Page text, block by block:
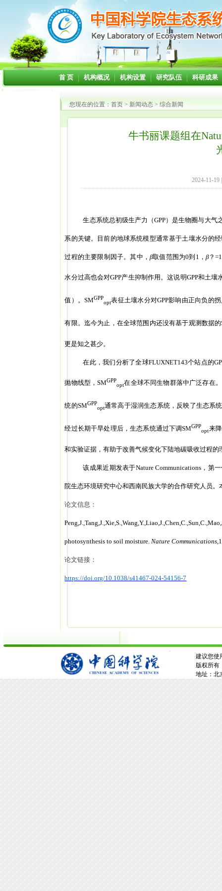
首 页 机构概况 机构设置 研究队伍 科研成果
您现在的位置： 首页 > 新闻动态 > 综合新闻
牛书丽课题组在
2024-11-19
生态系统总初级生产力（GPP）是生物圈与大气
系的关键。目前的地球系统模型通常基于土壤水分的
过程的主要限制因子。其中，β取值范围为0到 1 ， β？=1
水分过高也会对GPP产生抑制作用。这说明GPP和土壤
值）。SMGPP
opt表征土壤水分对GPP影响由正向负的
有限。迄今为止，在全球范围内还没有基于观测数据的
更是知之甚少。
在此，我们分析了全球FLUXNET143个站点的
抛物线型，SMGPP
opt在全球不同生物群落中广泛存在
统的SMGPP
opt通常高于湿润生态系统，反映了生态系
经过长期干旱处理后，生态系统通过下调SMGPP
opt来
和实验证据，有助于改善气候变化下陆地碳吸收过程的
该成果近期发表于Nature Communications，第
院生态环境研究中心和西南民族大学的合作研究人员
论文信息：
photosynthesis to soil moisture. Nature Communications
论文链接：
https://doi.org/10.1038/s41467-024-54156-7
建议您使
版权所有
地址：北